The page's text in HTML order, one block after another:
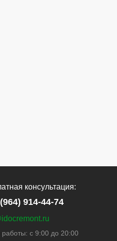
консультация:
914-44-74
с 9:00 до 20:00